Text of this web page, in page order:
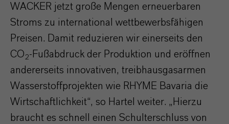
WACKER jetzt große Mengen erneuerbaren
Stroms zu international wettbewerbsfähigen
Preisen. Damit reduzieren wir einerseits den
CO2-Fußabdruck der Produktion und eröffnen
andererseits innovativen, treibhausgasarmen
Wasserstoffprojekten wie RHYME Bavaria die
Wirtschaftlichkeit“, so Hartel weiter. „Hierzu
braucht es schnell einen Schulterschluss von